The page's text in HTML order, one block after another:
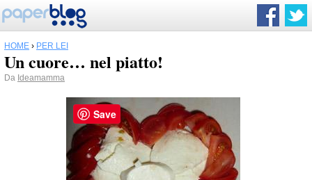
HOME › PER LEI
Un cuore… nel piatto!
Da Ideamamma
Save